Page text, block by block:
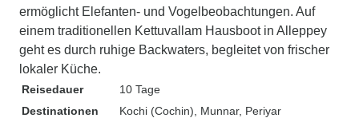
ermöglicht Elefanten- und Vogelbeobachtungen. Auf
einem traditionellen Kettuvallam Hausboot in Alleppey
geht es durch ruhige Backwaters, begleitet von frischer
lokaler Küche.
Reisedauer
10 Tage
Destinationen
Kochi (Cochin) , Munnar, Periyar